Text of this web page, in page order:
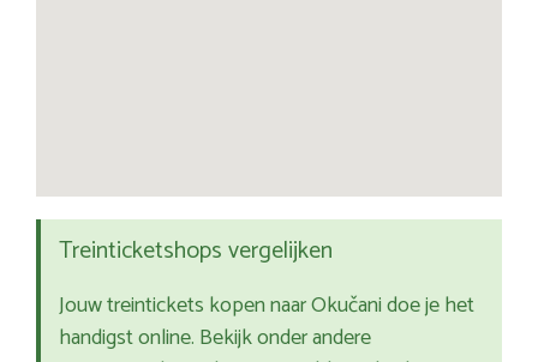
Treinticketshops vergelijken
Jouw treintickets kopen naar Okučani doe je het
handigst online. Bekijk onder andere